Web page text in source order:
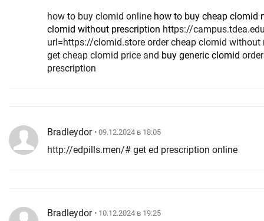
how to buy clomid online how to buy cheap clomid
clomid without prescription
url=https://clomid.store order cheap clomid
get cheap clomid price and buy generic clomid
prescription
Bradleydor • 09.12.2024 в 18:05
http://edpills.men/# get ed prescription online
Bradleydor • 10.12.2024 в 19:25